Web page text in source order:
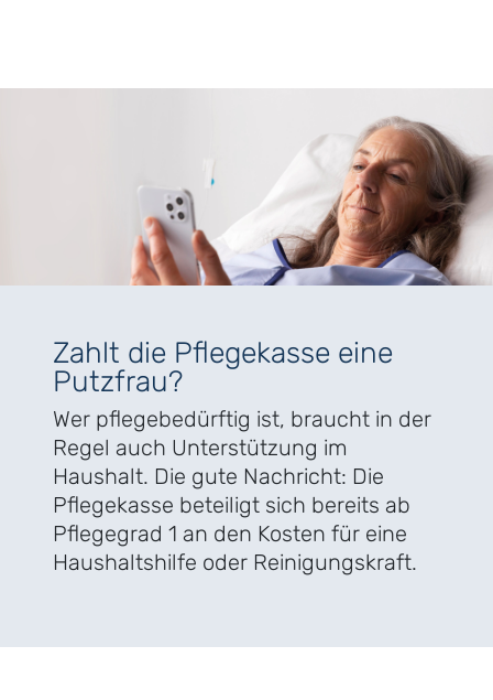
Zahlt die Pflegekasse eine
Putzfrau?
Wer pflegebedürftig ist, braucht in der
Regel auch Unterstützung im
Haushalt. Die gute Nachricht: Die
Pflegekasse beteiligt sich bereits ab
Pflegegrad 1 an den Kosten für eine
Haushaltshilfe oder Reinigungskraft.